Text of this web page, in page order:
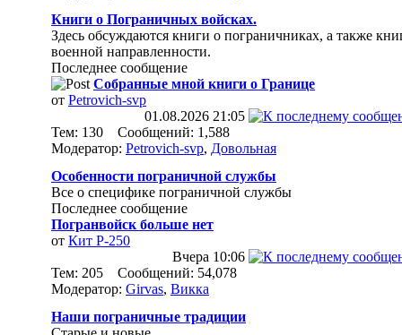
Книги о Пограничных войсках.
Здесь обсуждаются книги о пограничниках, а также
военной направленности.
Последнее сообщение
Собранные мной книги о Границе
от Petrovich-svp
01.08.2026 21:05
Тем: 130 Сообщений: 1,588
Модератор: Petrovich-svp, Довольная
Особенности пограничной службы
Все о специфике пограничной службы
Последнее сообщение
Погранвойск больше нет
от Кит Р-250
Вчера 10:06
Тем: 205 Сообщений: 54,078
Модератор: Girvas, Викка
Наши пограничные традиции